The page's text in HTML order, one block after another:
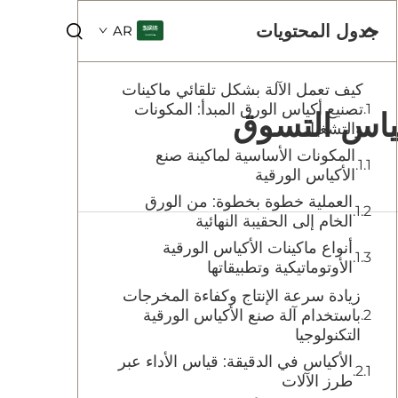
AR
التسوق
جدول المحتويات
كيف تعمل الآلة بشكل تلقائي ماكينات
تصنيع أكياس الورق المبدأ: المكونات
والتشغيل
المكونات الأساسية لماكينة صنع
الأكياس الورقية
العملية خطوة بخطوة: من الورق
الخام إلى الحقيبة النهائية
أنواع ماكينات الأكياس الورقية
الأوتوماتيكية وتطبيقاتها
زيادة سرعة الإنتاج وكفاءة المخرجات
باستخدام آلة صنع الأكياس الورقية
التكنولوجيا
الأكياس في الدقيقة: قياس الأداء عبر
طرز الآلات